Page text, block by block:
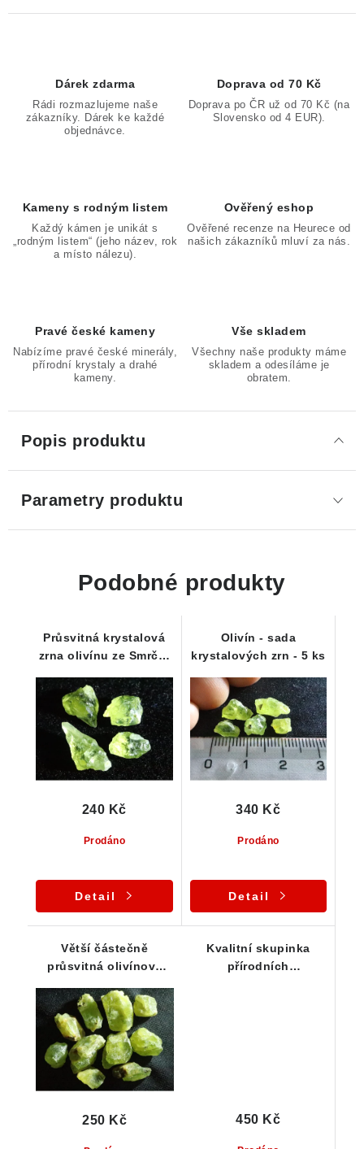
Dárek zdarma
Rádi rozmazlujeme naše
zákazníky. Dárek ke každé
objednávce.
Doprava od 70 Kč
Doprava po ČR už od 70 Kč (na
Slovensko od 4 EUR).
Kameny s rodným listem
Každý kámen je unikát s
„rodným listem“ (jeho název, rok
a místo nálezu).
Ověřený eshop
Ověřené recenze na Heurece od
našich zákazníků mluví za nás.
Pravé české kameny
Nabízíme pravé české minerály,
přírodní krystaly a drahé
kameny.
Vše skladem
Všechny naše produkty máme
skladem a odesíláme je
obratem.
Popis produktu
Parametry produktu
Podobné produkty
Průsvitná krystalová
zrna olivínu ze Smrčí -
Prodáno
240 Kč
Detail
Olivín - sada
krystalových zrn - 5 ks
Prodáno
340 Kč
Detail
Větší částečně
průsvitná olivínová
ks
250 Kč
Kvalitní skupinka
přírodních
450 Kč